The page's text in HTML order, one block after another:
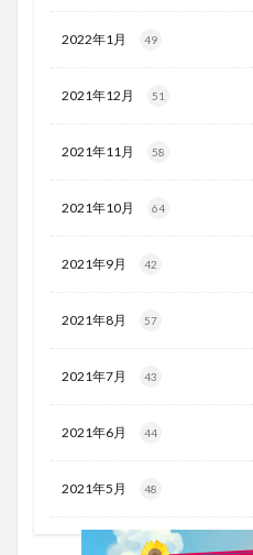
2022年1月 49
2021年12月 51
2021年11月 58
2021年10月 64
2021年9月 42
2021年8月 57
2021年7月 43
2021年6月 44
2021年5月 48